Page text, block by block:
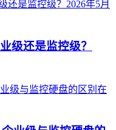
级还是监控级？